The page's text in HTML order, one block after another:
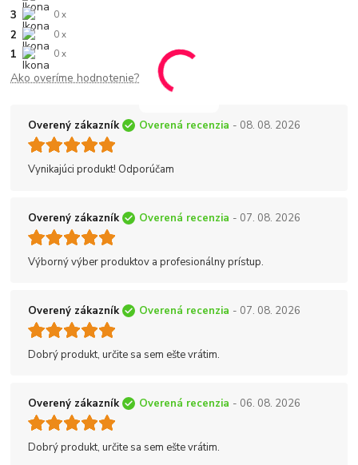
3 0 x
2 0 x
1 0 x
Ako overíme hodnotenie?
Overený zákazník Overená recenzia - 08. 08. 2026
Vynikajúci produkt! Odporúčam
Overený zákazník Overená recenzia - 07. 08. 2026
Výborný výber produktov a profesionálny prístup.
Overený zákazník Overená recenzia - 07. 08. 2026
Dobrý produkt, určite sa sem ešte vrátim.
Overený zákazník Overená recenzia - 06. 08. 2026
Dobrý produkt, určite sa sem ešte vrátim.